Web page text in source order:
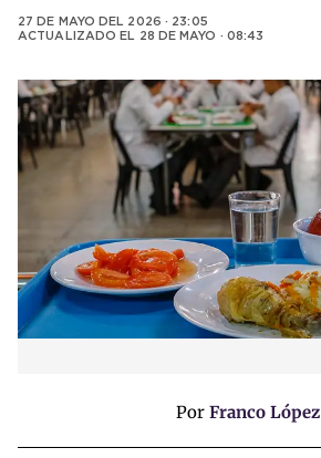
27 DE MAYO DEL 2026 · 23:05
ACTUALIZADO EL 28 DE MAYO · 08:43
Por Franco López